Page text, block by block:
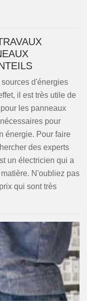
sources d'énergies
il est très utile de
les panneaux
pour
énergie. Pour faire
des experts
un électricien qui a
N'oubliez pas
qui sont très